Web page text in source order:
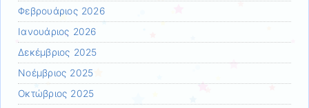
Φεβρουάριος 2026
Ιανουάριος 2026
Δεκέμβριος 2025
Νοέμβριος 2025
Οκτώβριος 2025